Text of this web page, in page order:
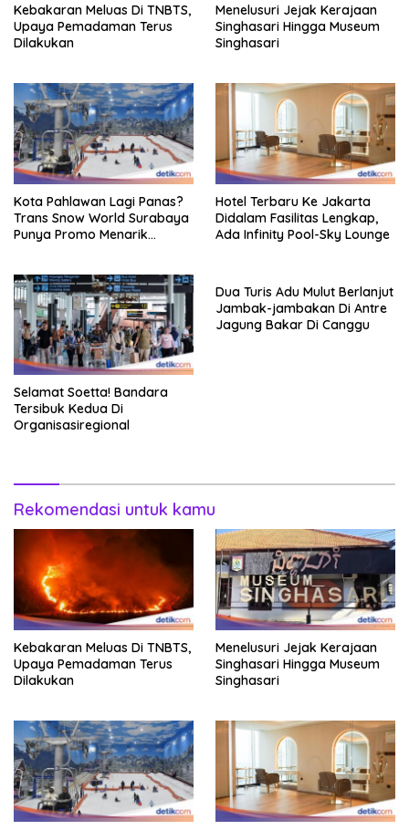
Kebakaran Meluas Di TNBTS,
Upaya Pemadaman Terus
Dilakukan
Menelusuri Jejak Kerajaan
Singhasari Hingga Museum
Singhasari
Kota Pahlawan Lagi Panas?
Trans Snow World Surabaya
Punya Promo Menarik
Hotel Terbaru Ke Jakarta
Didalam Fasilitas Lengkap,
Ada Infinity Pool-Sky Lounge
Selamat Soetta! Bandara
Tersibuk Kedua Di
Organisasiregional
Dua Turis Adu Mulut Berlanjut
Jambak-jambakan Di Antre
Jagung Bakar Di Canggu
Rekomendasi untuk kamu
Kebakaran Meluas Di TNBTS,
Upaya Pemadaman Terus
Dilakukan
Menelusuri Jejak Kerajaan
Singhasari Hingga Museum
Singhasari